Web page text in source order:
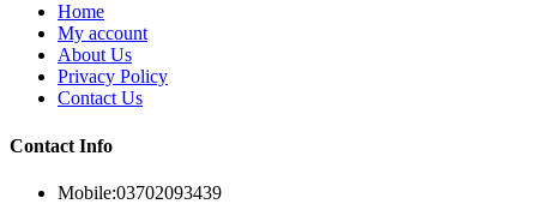
Home
My account
About Us
Privacy Policy
Contact Us
Contact Info
Mobile:03702093439